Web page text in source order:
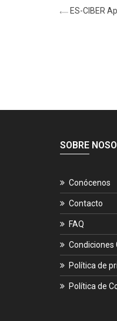
ES-CIBER
SOBRE
Conócenos
Contacto
FAQ
Condiciones
Política de
Política de